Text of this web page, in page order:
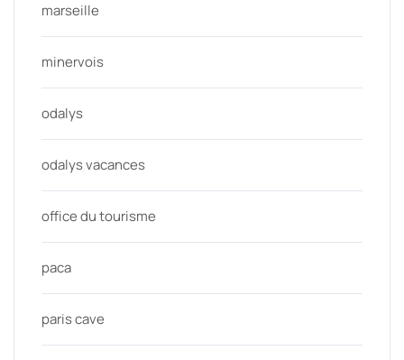
marseille
minervois
odalys
odalys vacances
office du tourisme
paca
paris cave